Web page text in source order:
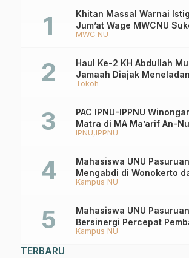
MWC NU
Khitan Massal Warnai
Jum’at Wage MWCNU
Tokoh
Haul Ke-2 KH Abdullah
Jamaah Diajak
Keistiqamahan
IPNU IPPNU
PAC IPNU-IPPNU
Matra di MA Ma’arif An-
Kampus NU
Mahasiswa UNU
Mengabdi di Wonokerto
Ombo Wetan Berikut
Kampus NU
Mahasiswa UNU
Bersinergi Percepat
Desa Toyaning
TERBARU